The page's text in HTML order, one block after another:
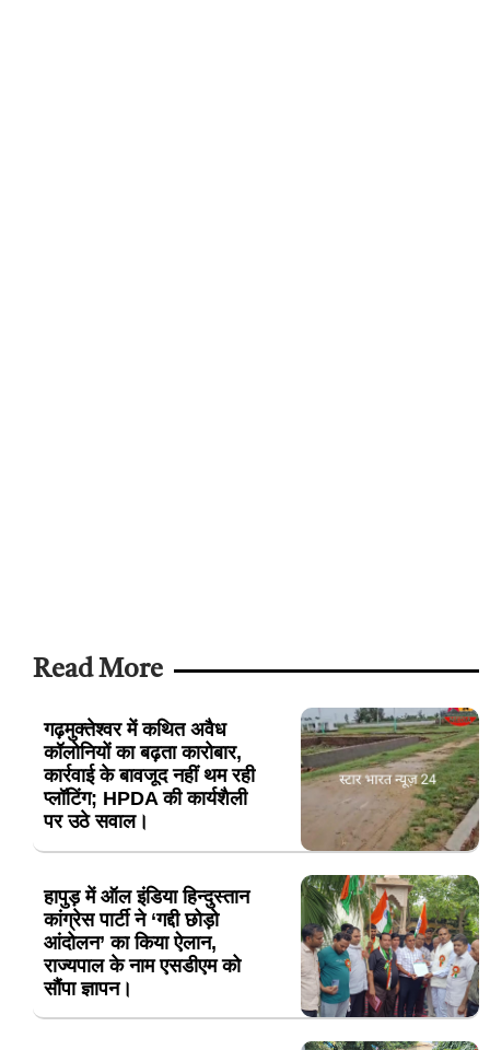
Read More
गढ़मुक्तेश्वर में कथित अवैध
कॉलोनियों का बढ़ता कारोबार,
कार्रवाई के बावजूद नहीं थम रही
प्लॉटिंग; HPDA की कार्यशैली
पर उठे सवाल।
हापुड़ में ऑल इंडिया हिन्दुस्तान
कांग्रेस पार्टी ने ‘गद्दी छोड़ो
आंदोलन’ का किया ऐलान,
राज्यपाल के नाम एसडीएम को
सौंपा ज्ञापन।